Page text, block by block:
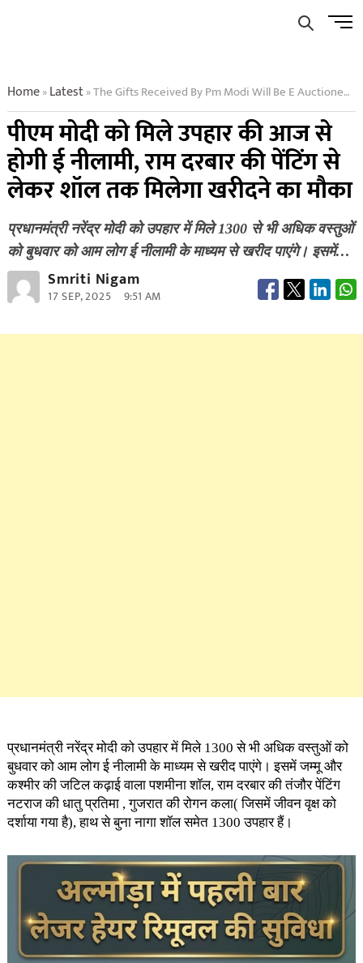
Menu
Home»Latest»The Gifts Received By Pm Modi Will Be E Auctioned From Today With The Opportunity To Purchase
पीएम मोदी को मिले उपहार की आज से
होगी ई नीलामी, राम दरबार की पेंटिंग से
लेकर शॉल तक मिलेगा खरीदने का मौका
प्रधानमंत्री नरेंद्र मोदी को उपहार में मिले 1300 से भी अधिक वस्तुओं
को बुधवार को आम लोग ई नीलामी के माध्यम से खरीद पाएंगे। इसमें…
Smriti Nigam
17 SEP, 2025 9:51 AM
प्रधानमंत्री नरेंद्र मोदी को उपहार में मिले 1300 से भी अधिक वस्तुओं को
बुधवार को आम लोग ई नीलामी के माध्यम से खरीद पाएंगे। इसमें जम्मू और
कश्मीर की जटिल कढ़ाई वाला पशमीना शॉल, राम दरबार की तंजौर पेंटिंग
नटराज की धातु प्रतिमा , गुजरात की रोगन कला( जिसमें जीवन वृक्ष को
दर्शाया गया है), हाथ से बुना नागा शॉल समेत 1300 उपहार हैं।